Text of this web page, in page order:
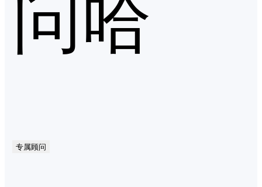
专属顾问